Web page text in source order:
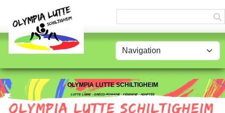
OLYMPIA LUTTE SCHILTIGHEIM
LUTTE LIBRE - GRÉCO-ROMAINE - FÉMININE - ADAPTÉE
Panneau de gestion des cookies